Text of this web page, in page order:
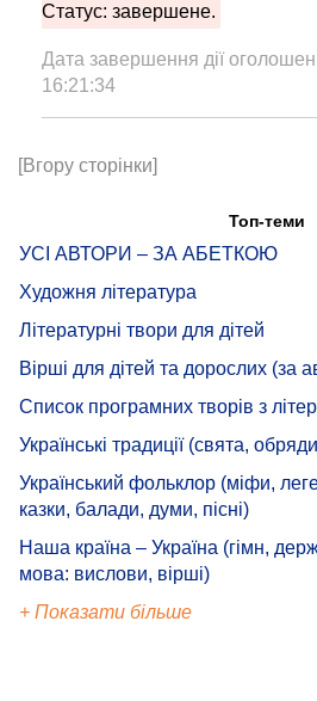
Статус: завершене.
Дата завершення дії
16:21:34
[Вгору сторінки]
Топ-теми
УСІ АВТОРИ – ЗА АБЕТКОЮ
Художня література
Літературні твори для дітей
Вірші для дітей та дорослих (за
Список програмних творів з
Українські традиції (свята,
Український фольклор (міфи,
казки, балади, думи, пісні)
Наша країна – Україна (гімн,
мова: вислови, вірші)
+ Показати більше